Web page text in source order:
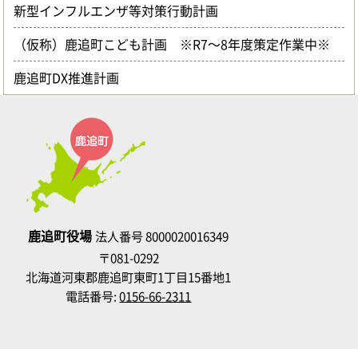
新型インフルエンザ等対策行動計画
（仮称）鹿追町こども計画 ※R7～8年度策定作業中※
鹿追町DX推進計画
鹿追町役場法人番号 8000020016349
〒081-0292
北海道河東郡鹿追町東町1丁目15番地1
電話番号:0156-66-2311